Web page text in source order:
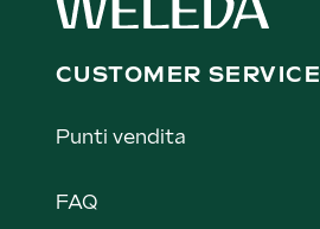
CUSTOMER SERVICE
Punti vendita
FAQ